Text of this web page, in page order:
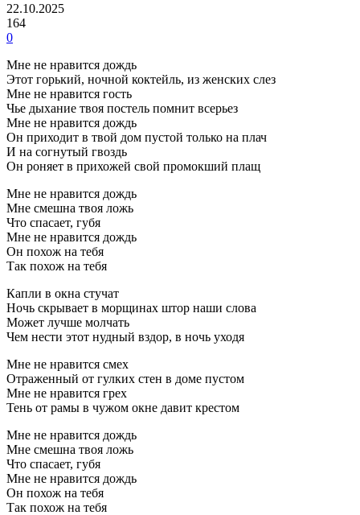
22.10.2025
164
0
Мне не нравится дождь
Этот горький, ночной коктейль, из женских слез
Мне не нравится гость
Чье дыхание твоя постель помнит всерьез
Мне не нравится дождь
Он приходит в твой дом пустой только на плач
И на согнутый гвоздь
Он роняет в прихожей свой промокший плащ
Мне не нравится дождь
Мне смешна твоя ложь
Что спасает, губя
Мне не нравится дождь
Он похож на тебя
Так похож на тебя
Капли в окна стучат
Ночь скрывает в морщинах штор наши слова
Может лучше молчать
Чем нести этот нудный вздор, в ночь уходя
Мне не нравится смех
Отраженный от гулких стен в доме пустом
Мне не нравится грех
Тень от рамы в чужом окне давит крестом
Мне не нравится дождь
Мне смешна твоя ложь
Что спасает, губя
Мне не нравится дождь
Он похож на тебя
Так похож на тебя